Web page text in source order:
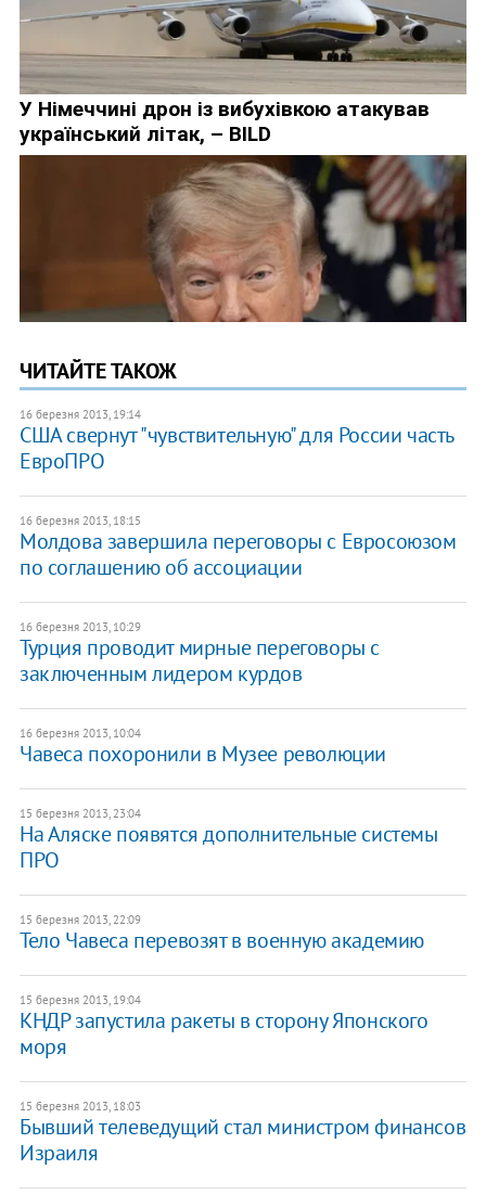
ЧИТАЙТЕ ТАКОЖ
16 березня 2013, 19:14
США свернут "чувствительную" для России часть
ЕвроПРО
16 березня 2013, 18:15
Молдова завершила переговоры с Евросоюзом
по соглашению об ассоциации
16 березня 2013, 10:29
Турция проводит мирные переговоры с
заключенным лидером курдов
16 березня 2013, 10:04
​Чавеса похоронили в Музее революции
15 березня 2013, 23:04
На Аляске появятся дополнительные системы
ПРО
15 березня 2013, 22:09
Тело Чавеса перевозят в военную академию
15 березня 2013, 19:04
КНДР запустила ракеты в сторону Японского
моря
15 березня 2013, 18:03
Бывший телеведущий стал министром финансов
Израиля